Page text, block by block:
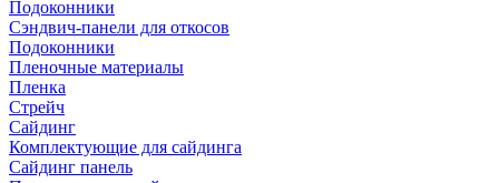
Подоконники
Сэндвич-панели для откосов
Подоконники
Пленочные материалы
Пленка
Стрейч
Сайдинг
Комплектующие для сайдинга
Сайдинг панель